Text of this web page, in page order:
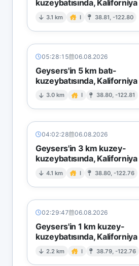
kuzeybatısında, Kaliforniya
3.1 km I 38.81, -122.80
05:28:15 06.08.2026
Geysers'in 5 km batı-
kuzeybatısında, Kaliforniya
3.0 km I 38.80, -122.81
04:02:28 06.08.2026
Geysers'in 3 km kuzey-
kuzeybatısında, Kaliforniya
4.1 km I 38.80, -122.76
02:29:47 06.08.2026
Geysers'in 1 km kuzey-
kuzeybatısında, Kaliforniya
2.2 km I 38.79, -122.76